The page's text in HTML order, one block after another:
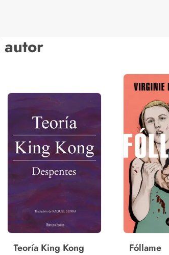
Teoría King Kong Fóllame